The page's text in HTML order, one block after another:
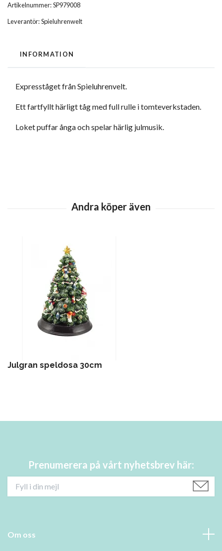
Artikelnummer:SP979008
Leverantör:Spieluhrenwelt
INFORMATION
Expresståget från Spieluhrenvelt.
Ett fartfyllt härligt tåg med full rulle i tomteverkstaden.
Loket puffar ånga och spelar härlig julmusik.
Julgran speldosa 30cm
Prenumerera på vårt nyhetsbrev här:
Om oss